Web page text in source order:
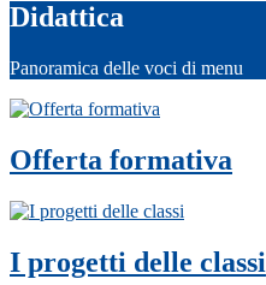
Didattica
Panoramica delle voci di menu
Offerta formativa
I progetti delle classi